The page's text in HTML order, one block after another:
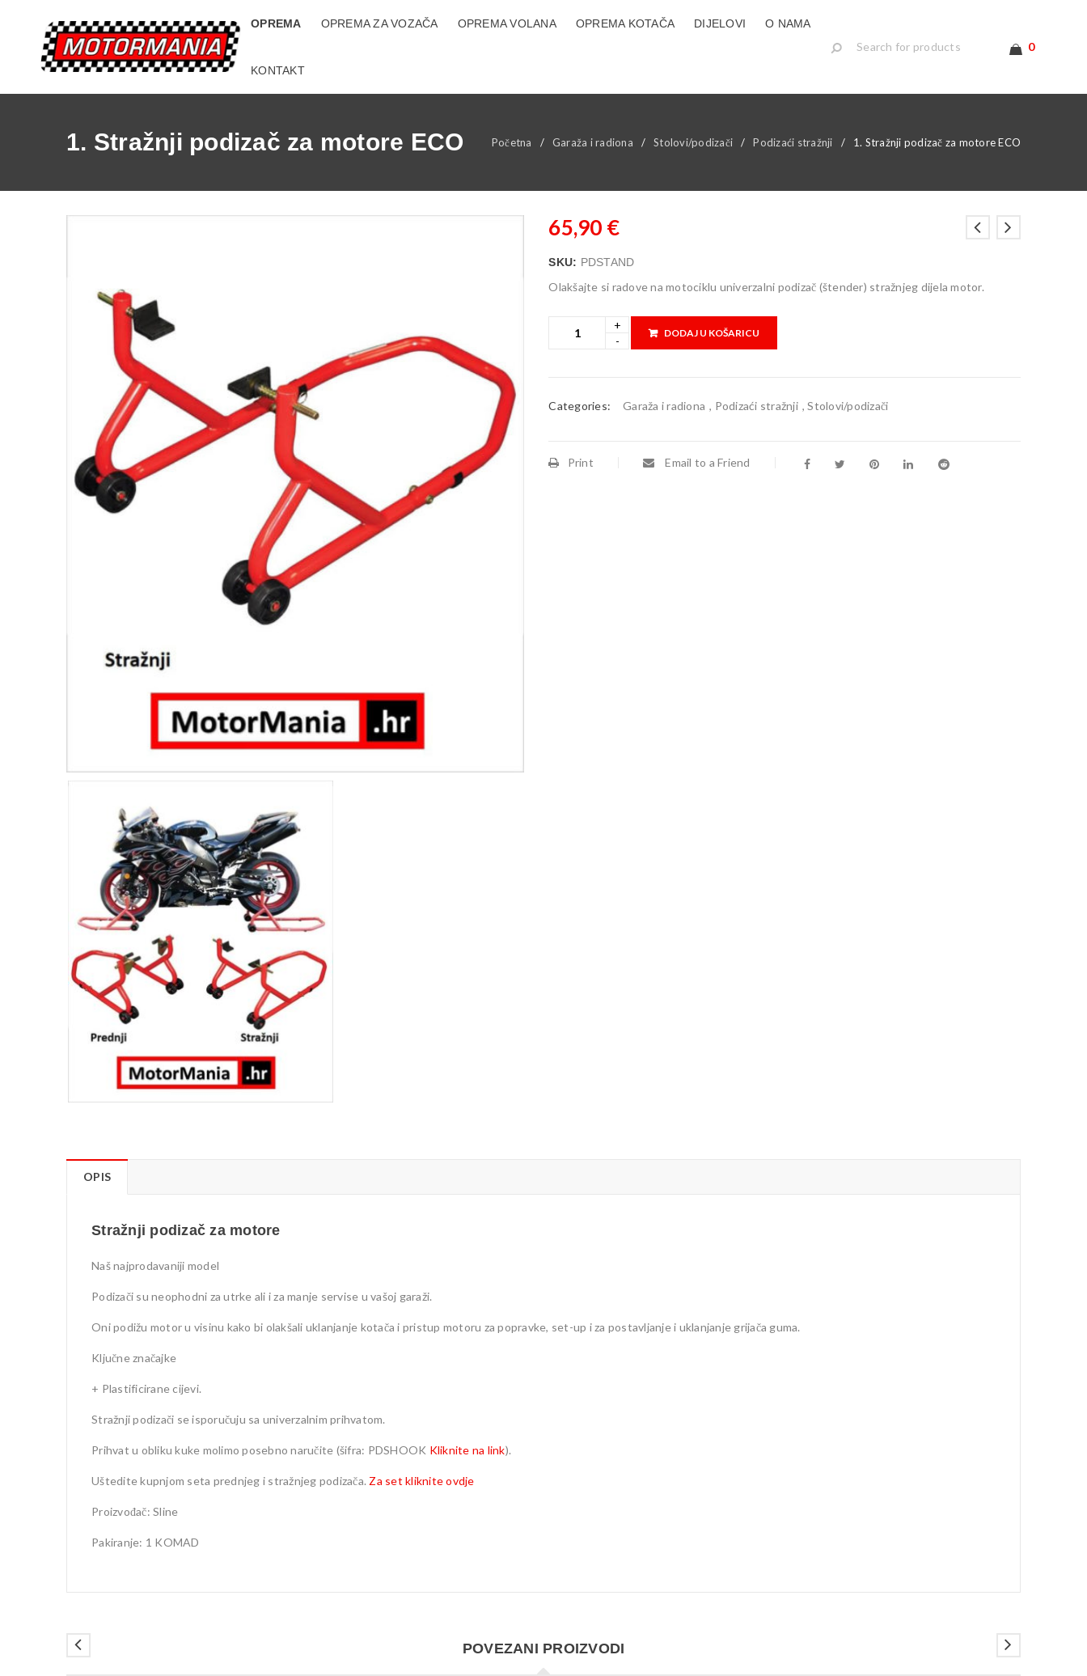
OPREMA OPREMA ZA VOZAČA OPREMA VOLANA OPREMA KOTAČA DIJELOVI O NAMA
KONTAKT
0
1. Stražnji podizač za motore ECO Početna / Garaža i radiona / Stolovi/podizači / Podizaći stražnji / 1. Stražnji podizač za motore ECO
65,90 €
SKU: PDSTAND
Olakšajte si radove na motociklu univerzalni podizač (štender) stražnjeg dijela motor.
DODAJ U KOŠARICU
Categories: Garaža i radiona , Podizaći stražnji ,Stolovi/podizači
Print Email to a Friend
OPIS
Stražnji podizač za motore
Naš najprodavaniji model
Podizači su neophodni za utrke ali i za manje servise u vašoj garaži.
Oni podižu motor u visinu kako bi olakšali uklanjanje kotača i pristup motoru za popravke, set-up i za postavljanje i uklanjanje grijača guma.
Ključne značajke
+ Plastificirane cijevi.
Stražnji podizači se isporučuju sa univerzalnim prihvatom.
Prihvat u obliku kuke molimo posebno naručite (šifra: PDSHOOK Kliknite na link).
Uštedite kupnjom seta prednjeg i stražnjeg podizača. Za set kliknite ovdje
Proizvođač: Sline
Pakiranje: 1 KOMAD
POVEZANI PROIZVODI